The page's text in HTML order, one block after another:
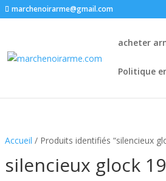
marchenoirarme@gmail.com
acheter
Politique
Accueil / Produits identifiés “silencieux
silencieux glock 19​